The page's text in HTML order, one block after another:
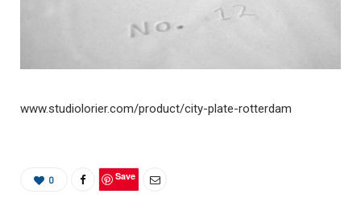
www.studiolorier.com/product/city-plate-rotterdam
0 Save